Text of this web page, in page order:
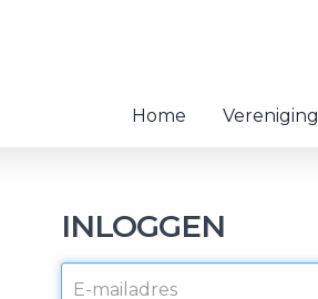
Home Vereniging
INLOGGEN